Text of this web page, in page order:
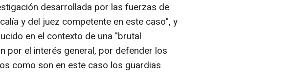
desarrollada por las fuerzas de
y del juez competente en este caso", y
en el contexto de una "brutal
por el interés general, por defender los
como son en este caso los guardias